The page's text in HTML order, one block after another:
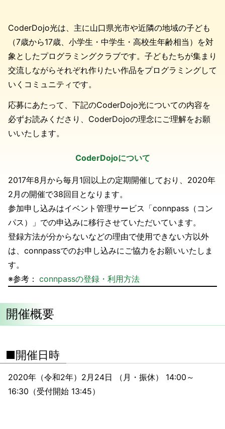
CoderDojo光は、主に山口県光市や近隣の地域の子ども
（7歳から17歳、小学生・中学生・高校生年齢相当）を対
象としたプログラミングクラブです。子どもたちが集まり
交流しながらそれぞれ作りたい作品をプログラミングして
いくコミュニティです。
応募にあたって、下記のCoderDojo光についての内容を
必ずお読みくださり、CoderDojoの理念にご理解をお願
いいたします。
CoderDojoについて
2017年8月から毎月1回以上の定期開催しており、2020年
2月の開催で38回目となります。
参加申し込みはイベント管理サービス「connpass（コン
パス）」での申込みに移行させていただいています。
登録方法が分からないなどの理由で使用できない方以外
は、connpassでのお申し込みにご協力をお願いいたしま
す。
※参考： connpassの登録・利用方法
開催概要
■開催日時
2020年（令和2年）2月24日 （月・振休） 14:00～
16:30（受付開始 13:45）